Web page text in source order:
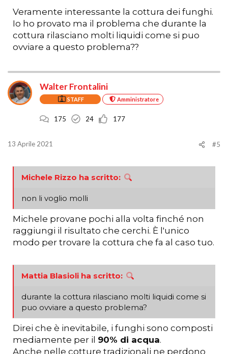
Veramente interessante la cottura dei funghi.
Io ho provato ma il problema che durante la
cottura rilasciano molti liquidi come si puo
ovviare a questo problema??
Walter Frontalini
STAFF Amministratore
175 24 177
13 Aprile 2021 #5
Michele Rizzo ha scritto:
non li voglio molli
Michele provane pochi alla volta finché non
raggiungi il risultato che cerchi. È l'unico
modo per trovare la cottura che fa al caso tuo.
Mattia Blasioli ha scritto:
durante la cottura rilasciano molti liquidi come si
puo ovviare a questo problema?
Direi che è inevitabile, i funghi sono composti
mediamente per il 90% di acqua.
Anche nelle cotture tradizionali ne perdono